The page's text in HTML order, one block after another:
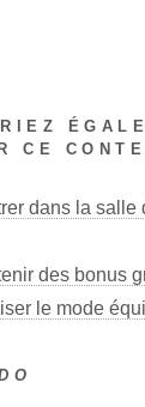
CE
dans la salle
des bonus
le mode